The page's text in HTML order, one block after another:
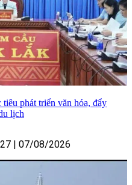
phát triển văn hóa, đẩy
lịch
| 07/08/2026